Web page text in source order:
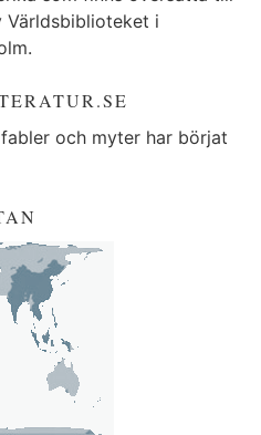
Världsbiblioteket i
och myter har börjat